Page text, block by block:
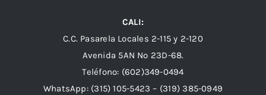
CALI:
C.C. Pasarela Locales 2-115 y 2-120
Avenida 5AN Nº 23D-68.
Teléfono: (602)349-0494
WhatsApp: (315) 105-5423 – (319) 385-0949